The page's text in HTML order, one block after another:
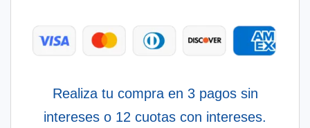
Hialurónico
Realiza tu compra en 3 pagos sin
intereses o 12 cuotas con intereses.